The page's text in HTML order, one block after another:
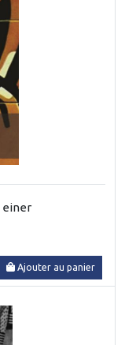
einer
Ajouter au panier